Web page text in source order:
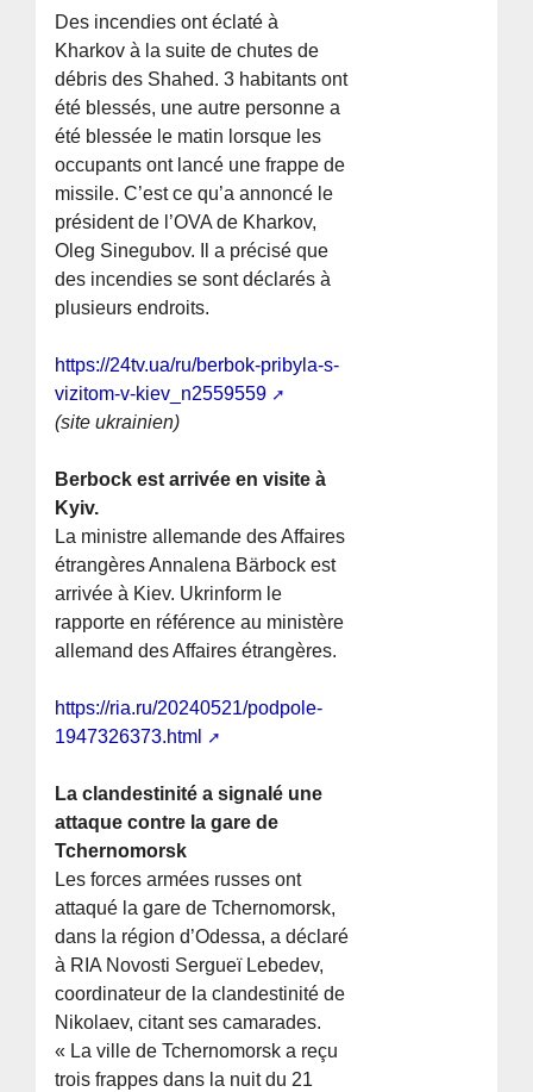
Des incendies ont éclaté à
Kharkov à la suite de chutes de
débris des Shahed. 3 habitants ont
été blessés, une autre personne a
été blessée le matin lorsque les
occupants ont lancé une frappe de
missile. C’est ce qu’a annoncé le
président de l’OVA de Kharkov,
Oleg Sinegubov. Il a précisé que
des incendies se sont déclarés à
plusieurs endroits.
https://24tv.ua/ru/berbok-pribyla-s-
vizitom-v-kiev_n2559559
(site ukrainien)
Berbock est arrivée en visite à
Kyiv.
La ministre allemande des Affaires
étrangères Annalena Bärbock est
arrivée à Kiev. Ukrinform le
rapporte en référence au ministère
allemand des Affaires étrangères.
https://ria.ru/20240521/podpole-
1947326373.html
La clandestinité a signalé une
attaque contre la gare de
Tchernomorsk
Les forces armées russes ont
attaqué la gare de Tchernomorsk,
dans la région d’Odessa, a déclaré
à RIA Novosti Sergueï Lebedev,
coordinateur de la clandestinité de
Nikolaev, citant ses camarades.
« La ville de Tchernomorsk a reçu
trois frappes dans la nuit du 21